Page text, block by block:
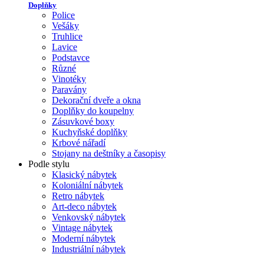
Doplňky
Police
Vešáky
Truhlice
Lavice
Podstavce
Různé
Vinotéky
Paravány
Dekorační dveře a okna
Doplňky do koupelny
Zásuvkové boxy
Kuchyňské doplňky
Krbové nářadí
Stojany na deštníky a časopisy
Podle stylu
Klasický nábytek
Koloniální nábytek
Retro nábytek
Art-deco nábytek
Venkovský nábytek
Vintage nábytek
Moderní nábytek
Industriální nábytek